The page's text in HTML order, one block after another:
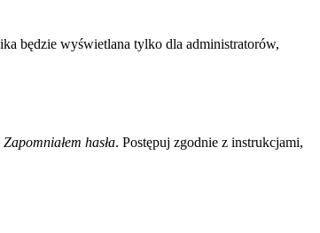
będzie wyświetlana tylko dla administratorów,
Zapomniałem hasła. Postępuj zgodnie z instrukcjami,